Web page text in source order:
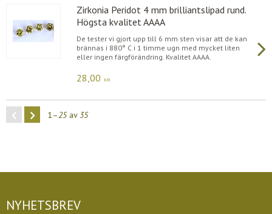
Zirkonia Peridot 4 mm brilliantslipad rund.
Högsta kvalitet AAAA
De tester vi gjort upp till 6 mm sten visar att de kan
brännas i 880° C i 1 timme ugn med mycket liten
eller ingen färgförändring. Kvalitet AAAA.
28,00 KR
1–25av35
NYHETSBREV